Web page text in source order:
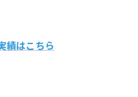
績はこちら